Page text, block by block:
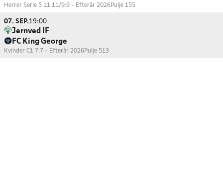
Herrer Serie 5 11:11/9:9 - Efterår 2026Pulje 155
07. SEP.19:00
Jernved IF
FC King George
Kvinder C1 7:7 - Efterår 2026Pulje 513